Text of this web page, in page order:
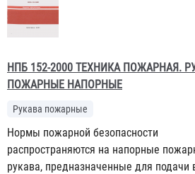
НПБ 152-2000 ТЕХНИКА ПОЖАРНАЯ.
ПОЖАРНЫЕ НАПОРНЫЕ
Рукава пожарные
Нормы пожарной безопасности
распространяются на напорные
рукава, предназначенные для подачи